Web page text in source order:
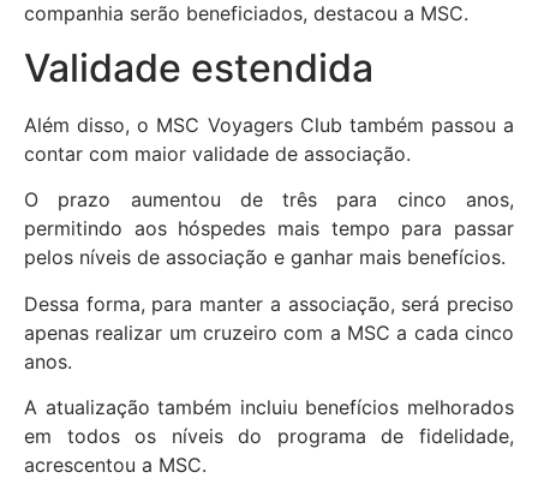
companhia serão beneficiados, destacou a MSC.
Validade estendida
Além disso, o MSC Voyagers Club também passou a
contar com maior validade de associação.
O prazo aumentou de três para cinco anos,
permitindo aos hóspedes mais tempo para passar
pelos níveis de associação e ganhar mais benefícios.
Dessa forma, para manter a associação, será preciso
apenas realizar um cruzeiro com a MSC a cada cinco
anos.
A atualização também incluiu benefícios melhorados
em todos os níveis do programa de fidelidade,
acrescentou a MSC.